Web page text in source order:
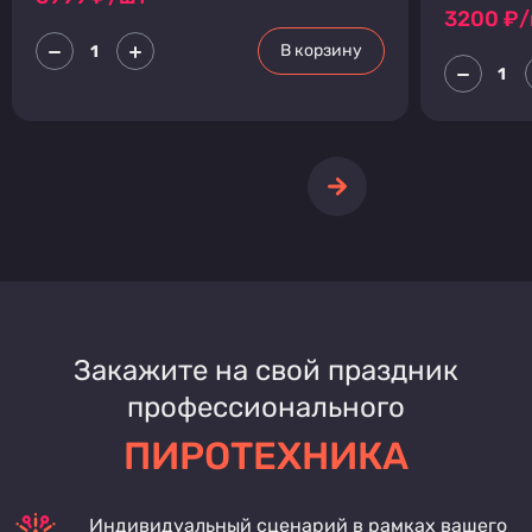
В корзину
3200 ₽/
Закажите на свой праздник
профессионального
ПИРОТЕХНИКА
Индивидуальный сценарий в рамках вашего